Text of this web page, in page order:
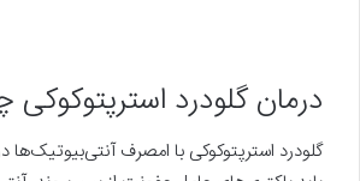
درمان گلودرد
گلودرد استرپتوکوکی با امصرف آنتی‌بیوتیک‌ها